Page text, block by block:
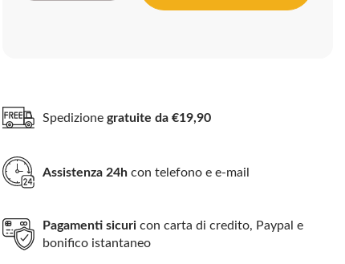
Spedizionegratuite da €19,90
Assistenza 24h con telefono e e-mail
Pagamenti sicuri con carta di credito, Paypal e
bonifico istantaneo